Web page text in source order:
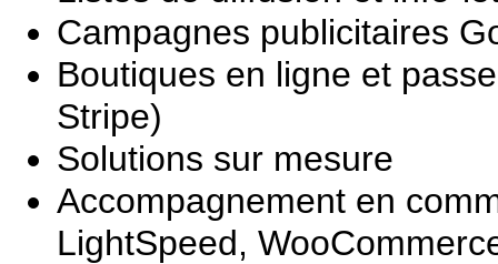
Campagnes publicitaires
Boutiques en ligne et
Stripe)
Solutions sur mesure
Accompagnement en
LightSpeed,